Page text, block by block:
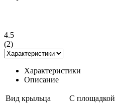
4.5
(2)
Характеристики
Описание
Вид крыльца
С площадкой